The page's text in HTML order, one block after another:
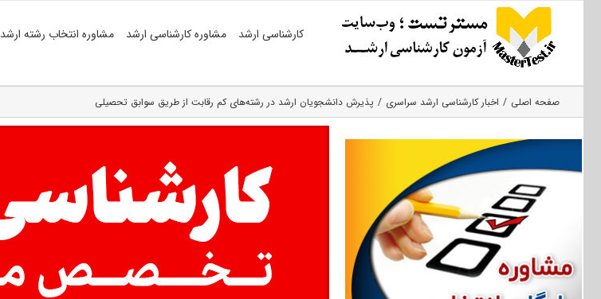
کارشناسی ارشد مشاوره کارشناسی ارشد مشاوره انتخاب رشته ارشد
صفحه اصلی اخبار کارشناسی ارشد سراسری پذیرش دانشجویان ارشد در رشته‌های کم رقابت از طریق سوابق تحصیلی